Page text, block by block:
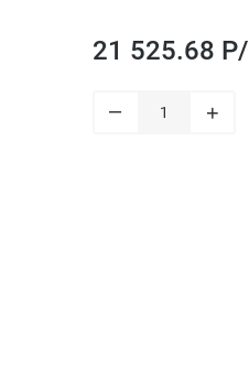
21 525.68 Р/
– +